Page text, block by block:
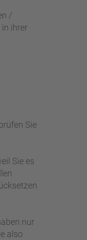
/
ihrer
Sie
Sie es
nur
also